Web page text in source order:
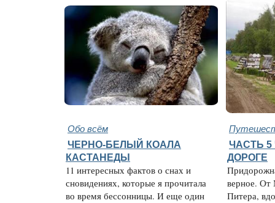
Обо всём
ЧЕРНО-БЕЛЫЙ КОАЛА
КАСТАНЕДЫ
11 интересных фактов о снах и
сновидениях, которые я прочитала
во время бессонницы. И еще один
ЧАСТЬ
ДОРОГЕ
верное. От
Питера,